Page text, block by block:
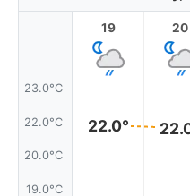
23.0°C
22.0°C
20.0°C
19.0°C
19
22.0°
20